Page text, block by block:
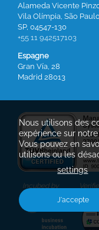
Alameda Vicente
Vila Olímpia, São
SP, 04547-130
+55 11 942517103
Espagne
Gran Vía, 28
Madrid 28013
Incubed by
Nous utilisons des
expérience sur
Vous pouvez en
utilisons ou les
settings
J'accepte